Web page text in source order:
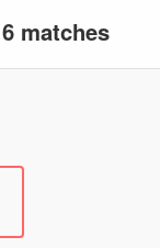
6 matches